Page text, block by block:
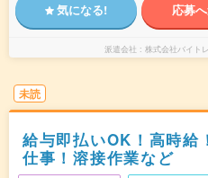
気になる! 応募
派遣会社 株式会社バイト
未読
給与即払いOK！高時給
仕事！溶接作業など